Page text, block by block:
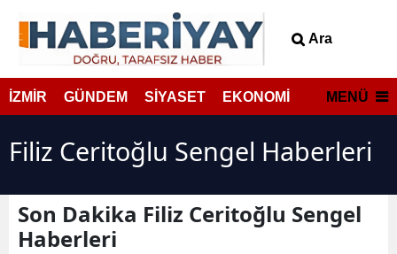
Ara
İZMİR GÜNDEM SİYASET EKONOMİ MENÜ
Filiz Ceritoğlu Sengel Haberleri
Son Dakika Filiz Ceritoğlu Sengel
Haberleri